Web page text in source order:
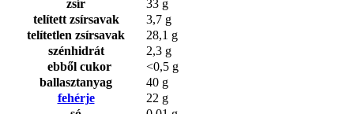
zsír
33 g
telített zsírsavak
3,7 g
telítetlen zsírsavak
28,1 g
szénhidrát
2,3 g
ebből cukor
<0,5 g
ballasztanyag
40 g
fehérje
22 g